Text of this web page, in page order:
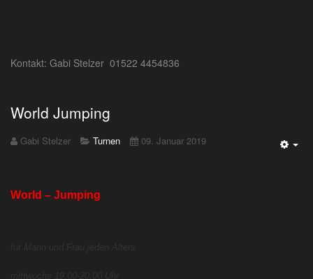
Kontakt: Gabi Stelzer 01522 4454836
World Jumping
Gabi Stelzer Turnen 09. Januar 2019
World – Jumping